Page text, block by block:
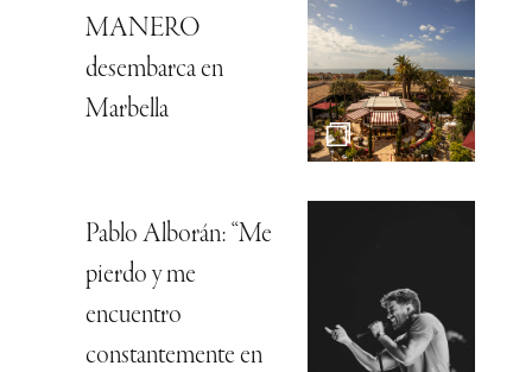
MANERO
desembarca en
Marbella
Pablo Alborán: “Me
pierdo y me
encuentro
constantemente en